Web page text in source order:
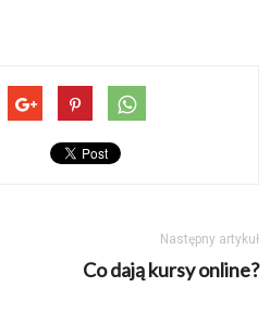
Następny artykuł
Co dają kursy online?